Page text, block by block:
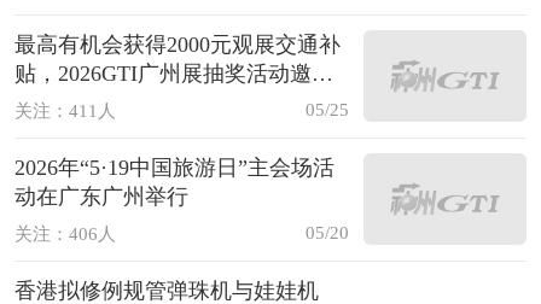
最高有机会获得2000元观展交通补
贴，2026GTI广州展抽奖活动邀您
报名！
关注：411人 05/25
2026年“5·19中国旅游日”主会场活
动在广东广州举行
关注：406人 05/20
香港拟修例规管弹珠机与娃娃机